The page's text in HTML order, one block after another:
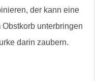
der kann eine
unterbringen
darin zaubern.